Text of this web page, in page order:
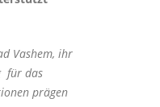
Vashem, ihr
für das
prägen